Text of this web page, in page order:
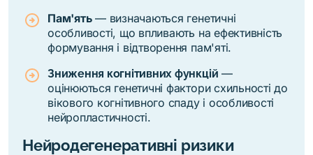
Пам'ять— визначаються генетичні
особливості, що впливають на ефективність
формування і відтворення пам'яті.
Зниження когнітивних функцій —
оцінюються генетичні фактори схильності до
вікового когнітивного спаду і особливості
нейропластичності.
Нейродегенеративні ризики